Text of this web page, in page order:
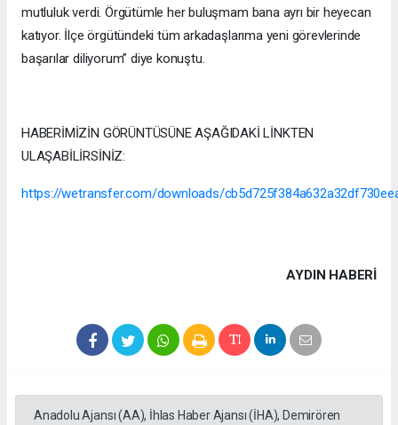
mutluluk verdi. Örgütümle her buluşmam bana ayrı bir heyecan
katıyor. İlçe örgütündeki tüm arkadaşlarıma yeni görevlerinde
başarılar diliyorum” diye konuştu.
HABERİMİZİN GÖRÜNTÜSÜNE AŞAĞIDAKİ LİNKTEN
ULAŞABİLİRSİNİZ:
https://wetransfer.com/downloads/
AYDIN HABERİ
Anadolu Ajansı (AA), İhlas Haber Ajansı (İHA), Demirören